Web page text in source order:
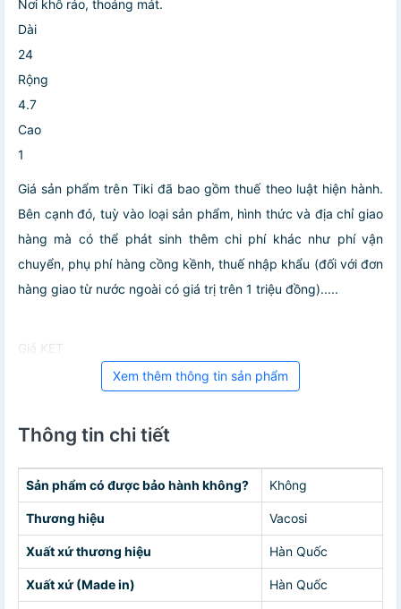
Nơi khô ráo, thoáng mát.
Dài
24
Rộng
4.7
Cao
1
Giá sản phẩm trên Tiki đã bao gồm thuế theo luật hiện hành.
Bên cạnh đó, tuỳ vào loại sản phẩm, hình thức và địa chỉ giao
hàng mà có thể phát sinh thêm chi phí khác như phí vận
chuyển, phụ phí hàng cồng kềnh, thuế nhập khẩu (đối với đơn
hàng giao từ nước ngoài có giá trị trên 1 triệu đồng).....
Giá KET
Xem thêm thông tin sản phẩm
Thông tin chi tiết
Sản phẩm có được bảo hành không? Không
Thương hiệu Vacosi
Xuất xứ thương hiệu Hàn Quốc
Xuất xứ (Made in) Hàn Quốc